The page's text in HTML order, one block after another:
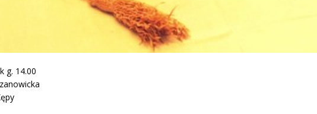
g. 14.00